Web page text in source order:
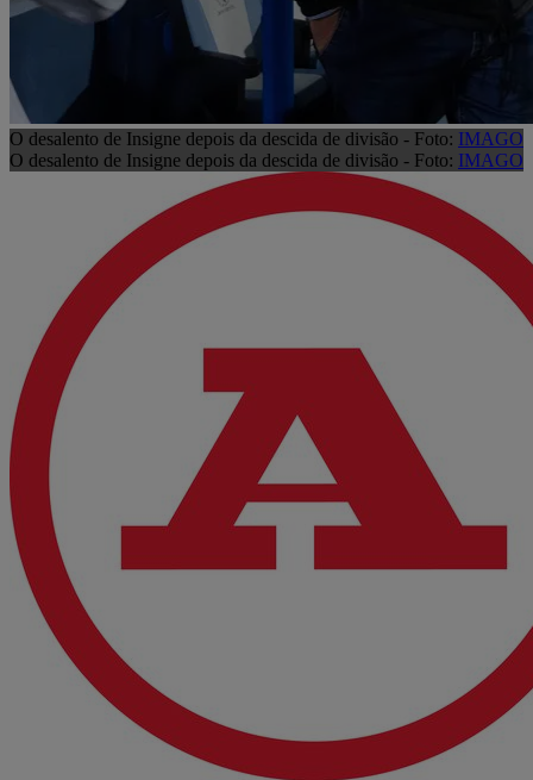
O desalento de Insigne depois da descida de divisão - Foto: IMAGO
O desalento de Insigne depois da descida de divisão - Foto: IMAGO